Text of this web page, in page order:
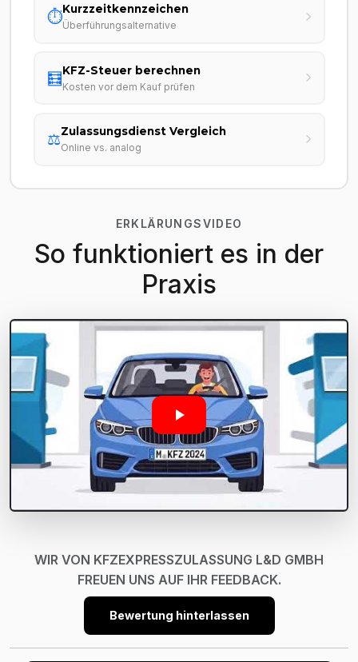
⏱️Kurzzeitkennzeichen
Überführungsalternative
🧮KFZ-Steuer berechnen
Kosten vor dem Kauf prüfen
⚖️Zulassungsdienst Vergleich
Online vs. analog
ERKLÄRUNGSVIDEO
So funktioniert es in der
Praxis
WIR VON KFZEXPRESSZULASSUNG L&D GMBH
FREUEN UNS AUF IHR FEEDBACK.
Bewertung hinterlassen